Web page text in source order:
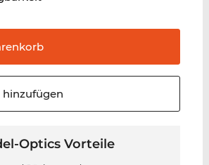
hinzufügen
Optics Vorteile